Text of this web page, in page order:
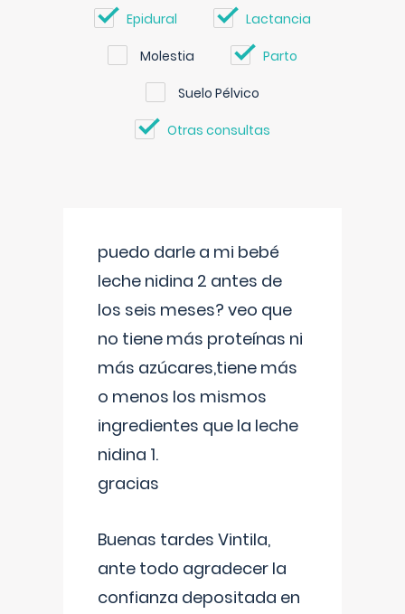
Epidural Lactancia
Molestia Parto
Suelo Pélvico
Otras consultas
puedo darle a mi bebé
leche nidina 2 antes de
los seis meses? veo que
no tiene más proteínas ni
más azúcares,tiene más
o menos los mismos
ingredientes que la leche
nidina 1.
gracias
Buenas tardes Vintila,
ante todo agradecer la
confianza depositada en